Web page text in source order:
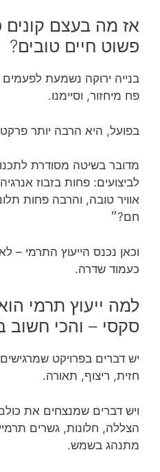
אז מה בעצם קונים
פשוט חיים טובים?
בנייה ירוקה נשמעת
פח מיחזור, וסיימנו.
בפועל, היא הרבה יותר
מדובר בשיטה מסודרת
לביצועים: פחות בזבוז
אוויר טובה, והרבה פחות
חם?״
וכאן נכנס הייעוץ התרמי
כעמוד שדרה.
למה ייעוץ תרמי
סקסי – והכי חשוב
יש דברים בפרויקט
חזית, ריצוף, תאורה.
ויש דברים שמנצחים את
הצללה, חלונות, גשרים
מתנהג בשמש.